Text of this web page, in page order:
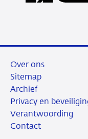
Over ons
Sitemap
Archief
Privacy en
Verantwoording
Contact